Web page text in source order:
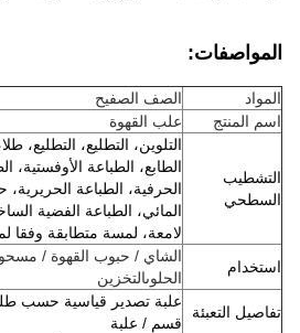
المواصفات:
المواد
الصف الصفيح
اسم المنتج
علب القهوة
التشطيب
السطحي
التلوين، التطليع، التطليع،
الطابع، الطباعة الأوفستية،
الحرفية، الطباعة
المائي، الطباعة الفضية
لامعة، لمسة متطابقة وفقا
استخدام
الشاي / حبوب القهوة /
الحلوىالتخزين
تفاصيل التعبئة
علبة تصدير قياسية حسب
قسم / علبة